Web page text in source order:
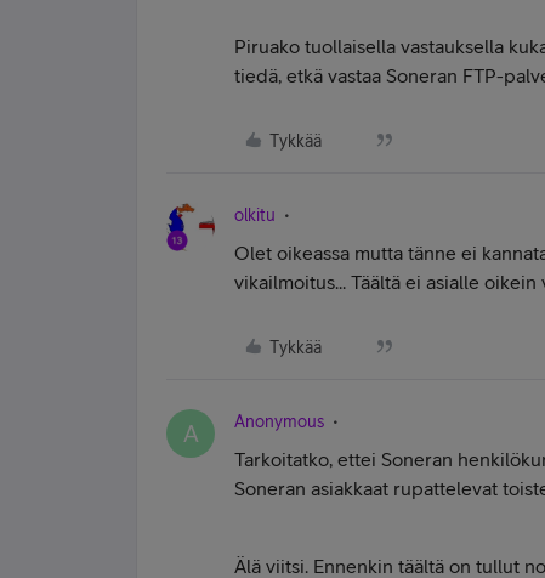
Piruako tuollaisella vastauksella
tiedä, etkä vastaa Soneran FTP-
Tykkää
olkitu
Olet oikeassa mutta tänne ei
vikailmoitus... Täältä ei asialle
Tykkää
A Anonymous
Tarkoitatko, ettei Soneran
Soneran asiakkaat rupattelevat
Älä viitsi. Ennenkin täältä on tullut